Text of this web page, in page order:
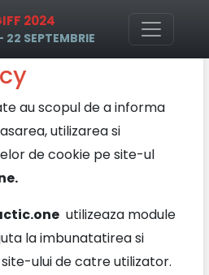
2024
22 SEPTEMBRIE
au scopul de a informa
utilizarea si
de cookie pe site-ul
utilizeaza module
la imbunatatirea si
ului de catre utilizator.